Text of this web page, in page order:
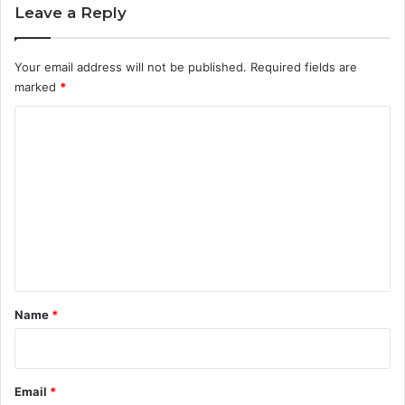
Leave a Reply
Your email address will not be published. Required fields are
marked *
*
Name *
Email *